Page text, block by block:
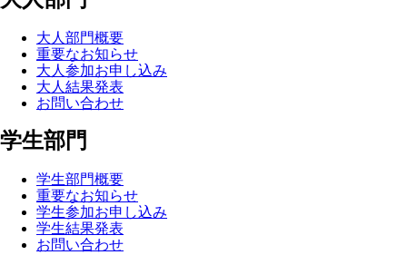
大人部門概要
重要なお知らせ
大人参加お申し込み
大人結果発表
お問い合わせ
学生部門
学生部門概要
重要なお知らせ
学生参加お申し込み
学生結果発表
お問い合わせ